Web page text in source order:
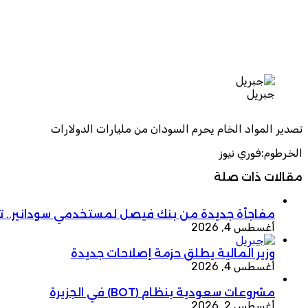
جبريل
تصدير المواد الخام يحرم السودان من مليارات الدولارات
الخرطوم:فوري نيوز
مقالات ذات صلة
مفاجأة جديدة من بنك فيصل لمستخدمي سودانير..
أغسطس 4, 2026
وزير المالية يطلق حزمة إصلاحات جديدة
أغسطس 4, 2026
مشروعات سعودية بنظام (BOT) في الجزيرة